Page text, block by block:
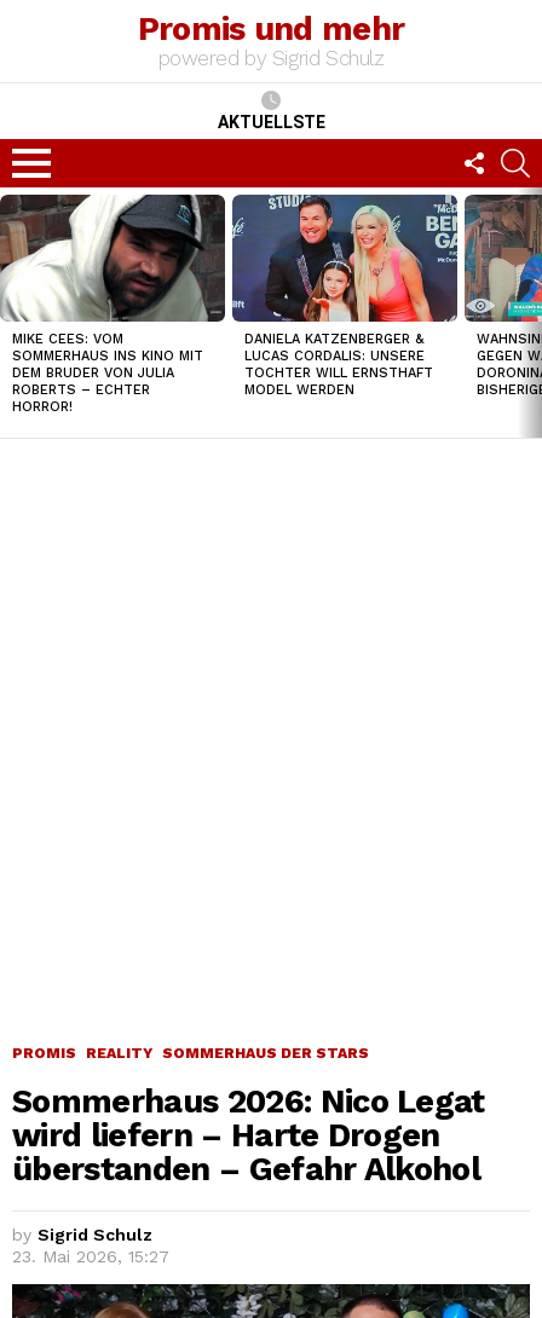
Promis und mehr
powered by Sigrid Schulz
AKTUELLSTE
Menu
US
TOP
NEWS
MIKE CEES: VOM
SOMMERHAUS INS KINO MIT
DEM BRUDER VON JULIA
ROBERTS – ECHTER
HORROR!
DANIELA KATZENBERGER &
LUCAS CORDALIS: UNSERE
TOCHTER WILL ERNSTHAFT
MODEL WERDEN
GEGEN
PROMIS REALITY SOMMERHAUS DER STARS
Sommerhaus 2026: Nico Legat
wird liefern – Harte Drogen
überstanden – Gefahr Alkohol
by Sigrid Schulz
23. Mai 2026, 15:27